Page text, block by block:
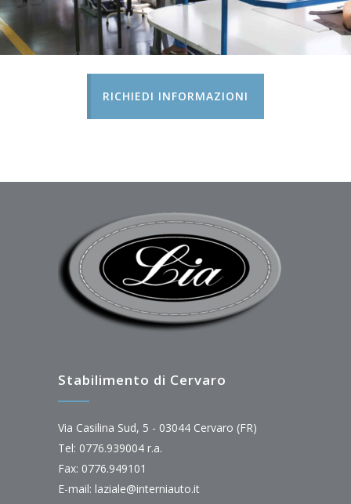
RICHIEDI INFORMAZIONI
Stabilimento di Cervaro
Via Casilina Sud, 5 - 03044 Cervaro (FR)
Tel: 0776.939004 r.a.
Fax: 0776.949101
E-mail: laziale@interniauto.it